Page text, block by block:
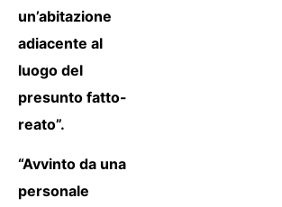
un’abitazione
adiacente al
luogo del
presunto fatto-
reato”.
“Avvinto da una
personale